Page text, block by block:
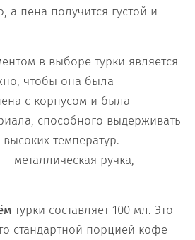
а пена получится густой и
в выборе турки является
чтобы она была
с корпусом и была
способного выдерживать
температур.
металлическая ручка,
турки составляет 100 мл. Это
стандартной порцией кофе